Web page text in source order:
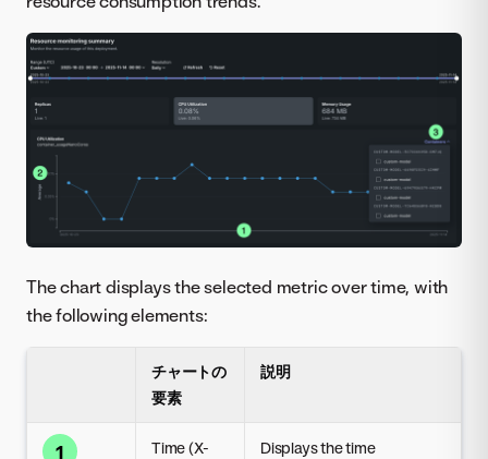
The chart displays the selected metric over time, with
the following elements:
チャートの
要素
説明
1
Time (X-
Displays the time